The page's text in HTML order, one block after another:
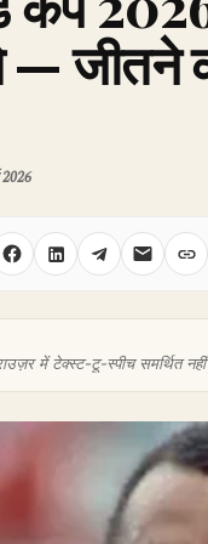
जीतने
में टेक्स्ट-टू-स्पीच समर्थित